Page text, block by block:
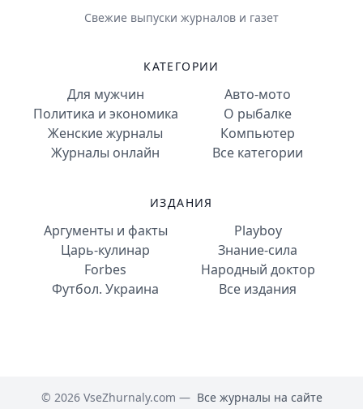
Свежие выпуски журналов и газет
КАТЕГОРИИ
Для мужчин
Политика и экономика
Женские журналы
Журналы онлайн
Авто-мото
О рыбалке
Компьютер
Все категории
ИЗДАНИЯ
Аргументы и факты
Царь-кулинар
Forbes
Футбол. Украина
Playboy
Знание-сила
Народный доктор
Все издания
© 2026 VseZhurnaly.com — Все журналы на сайте